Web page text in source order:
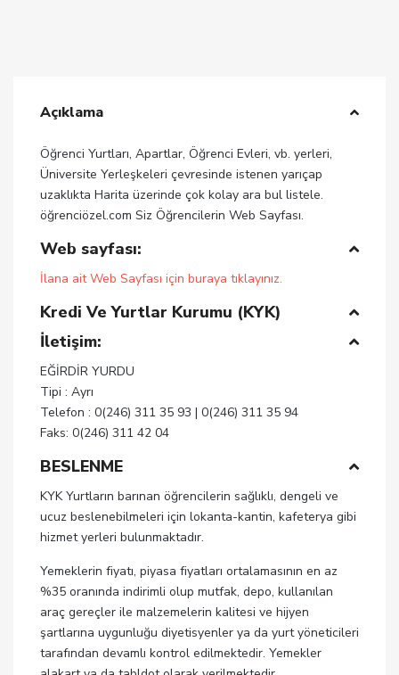
Açıklama
Öğrenci Yurtları, Apartlar, Öğrenci Evleri, vb. yerleri,
Üniversite Yerleşkeleri çevresinde istenen yarıçap
uzaklıkta Harita üzerinde çok kolay ara bul listele.
öğrenciözel.com Siz Öğrencilerin Web Sayfası.
Web sayfası:
İlana ait Web Sayfası için buraya tıklayınız.
Kredi Ve Yurtlar Kurumu (KYK)
İletişim:
EĞİRDİR YURDU
Tipi : Ayrı
Telefon : 0(246) 311 35 93 | 0(246) 311 35 94
Faks: 0(246) 311 42 04
BESLENME
KYK Yurtların barınan öğrencilerin sağlıklı, dengeli ve
ucuz beslenebilmeleri için lokanta-kantin, kafeterya gibi
hizmet yerleri bulunmaktadır.
Yemeklerin fiyatı, piyasa fiyatları ortalamasının en az
%35 oranında indirimli olup mutfak, depo, kullanılan
araç gereçler ile malzemelerin kalitesi ve hijyen
şartlarına uygunluğu diyetisyenler ya da yurt yöneticileri
tarafından devamlı kontrol edilmektedir. Yemekler